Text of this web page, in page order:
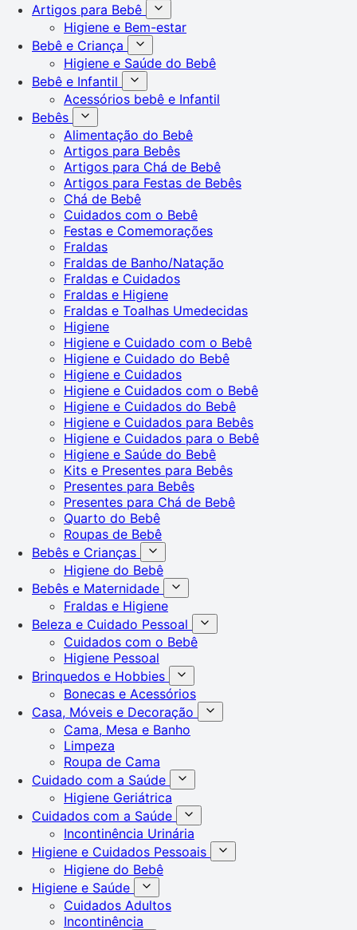
Artigos para Bebê
Higiene e Bem-estar
Bebê e Criança
Higiene e Saúde do Bebê
Bebê e Infantil
Acessórios bebê e Infantil
Bebês
Alimentação do Bebê
Artigos para Bebês
Artigos para Chá de Bebê
Artigos para Festas de Bebês
Chá de Bebê
Cuidados com o Bebê
Festas e Comemorações
Fraldas
Fraldas de Banho/Natação
Fraldas e Cuidados
Fraldas e Higiene
Fraldas e Toalhas Umedecidas
Higiene
Higiene e Cuidado com o Bebê
Higiene e Cuidado do Bebê
Higiene e Cuidados
Higiene e Cuidados com o Bebê
Higiene e Cuidados do Bebê
Higiene e Cuidados para Bebês
Higiene e Cuidados para o Bebê
Higiene e Saúde do Bebê
Kits e Presentes para Bebês
Presentes para Bebês
Presentes para Chá de Bebê
Quarto do Bebê
Roupas de Bebê
Bebês e Crianças
Higiene do Bebê
Bebês e Maternidade
Fraldas e Higiene
Beleza e Cuidado Pessoal
Cuidados com o Bebê
Higiene Pessoal
Brinquedos e Hobbies
Bonecas e Acessórios
Casa, Móveis e Decoração
Cama, Mesa e Banho
Limpeza
Roupa de Cama
Cuidado com a Saúde
Higiene Geriátrica
Cuidados com a Saúde
Incontinência Urinária
Higiene e Cuidados Pessoais
Higiene do Bebê
Higiene e Saúde
Cuidados Adultos
Incontinência